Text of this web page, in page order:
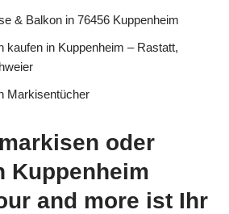
& Balkon in 76456 Kuppenheim
kaufen in Kuppenheim – Rastatt,
Markisentücher
oder
Kuppenheim
and more ist Ihr